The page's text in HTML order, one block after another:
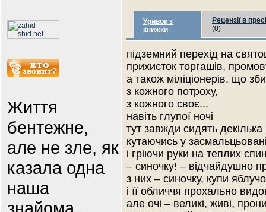
Життя
бентежне,
але не зле, як
казала одна
наша
Уривок з
книжки
Рецензії в пресі
(0)
підземний перехід на
прихисток торгашів,
а також міліціонерів, що
з кожного потроху,
з кожного своє...
навіть глупої ночі
тут завжди сидять
кутаючись у
і гріючи руки на теплих
– синочку! – відчайдушно
з них – синочку, купи
і її обличчя прохально
але очі – великі, живі,